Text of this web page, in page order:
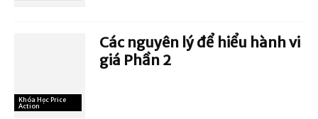
Khóa Học Price
Action
Các nguyên lý để hiểu hành vi
giá Phần 2